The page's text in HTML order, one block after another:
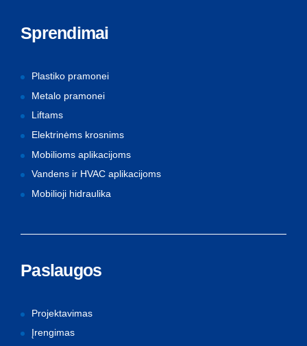
Sprendimai
Plastiko pramonei
Metalo pramonei
Liftams
Elektrinėms krosnims
Mobilioms aplikacijoms
Vandens ir HVAC aplikacijoms
Mobilioji hidraulika
Paslaugos
Projektavimas
Įrengimas